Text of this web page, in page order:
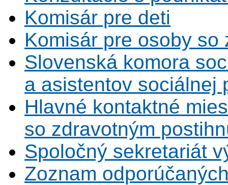
Komisár pre deti
Komisár pre osoby
Slovenská komora
a asistentov sociálnej
Hlavné kontaktné
so zdravotným
Spoločný sekretariát
Zoznam